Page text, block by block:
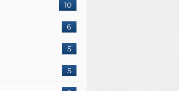
10
6
5
5